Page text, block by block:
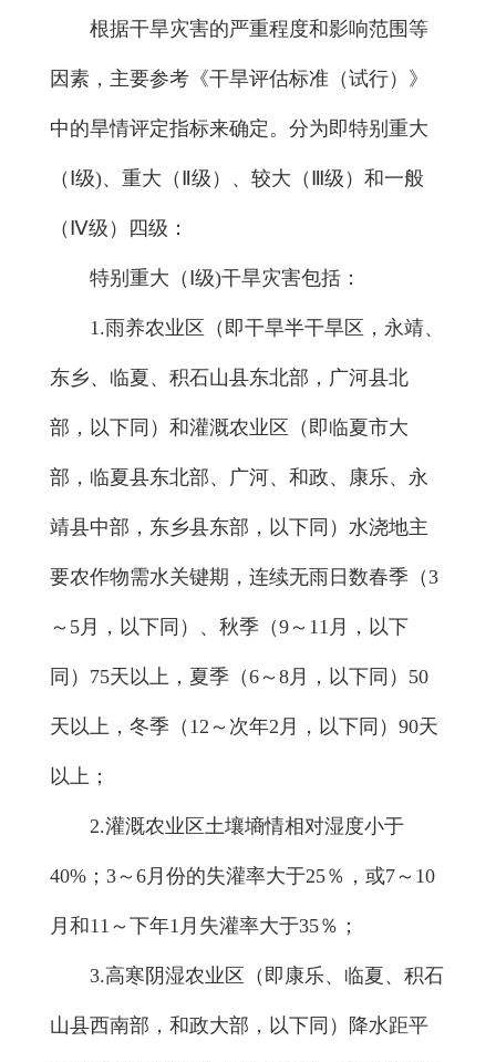
根据干旱灾害的严重程度和影响范围等
因素，主要参考《干旱评估标准（试行）》
中的旱情评定指标来确定。分为即特别重大
（Ⅰ级)、重大（Ⅱ级）、较大（Ⅲ级）和一般
（Ⅳ级）四级：
特别重大（Ⅰ级)干旱灾害包括：
1.雨养农业区（即干旱半干旱区，永靖、
东乡、临夏、积石山县东北部，广河县北
部，以下同）和灌溉农业区（即临夏市大
部，临夏县东北部、广河、和政、康乐、永
靖县中部，东乡县东部，以下同）水浇地主
要农作物需水关键期，连续无雨日数春季（3
～5月，以下同）、秋季（9～11月，以下
同）75天以上，夏季（6～8月，以下同）50
天以上，冬季（12～次年2月，以下同）90天
以上；
2.灌溉农业区土壤墒情相对湿度小于
40%；3～6月份的失灌率大于25％，或7～10
月和11～下年1月失灌率大于35％；
3.高寒阴湿农业区（即康乐、临夏、积石
山县西南部，和政大部，以下同）降水距平